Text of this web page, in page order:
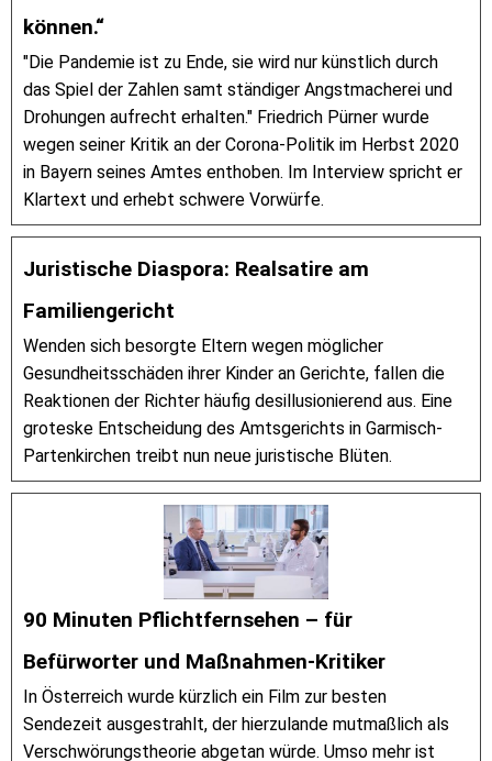
können.“
"Die Pandemie ist zu Ende, sie wird nur künstlich durch
das Spiel der Zahlen samt ständiger Angstmacherei und
Drohungen aufrecht erhalten." Friedrich Pürner wurde
wegen seiner Kritik an der Corona-Politik im Herbst 2020
in Bayern seines Amtes enthoben. Im Interview spricht er
Klartext und erhebt schwere Vorwürfe.
Juristische Diaspora: Realsatire am
Familiengericht
Wenden sich besorgte Eltern wegen möglicher
Gesundheitsschäden ihrer Kinder an Gerichte, fallen die
Reaktionen der Richter häufig desillusionierend aus. Eine
groteske Entscheidung des Amtsgerichts in Garmisch-
Partenkirchen treibt nun neue juristische Blüten.
90 Minuten Pflichtfernsehen – für
Befürworter und Maßnahmen-Kritiker
In Österreich wurde kürzlich ein Film zur besten
Sendezeit ausgestrahlt, der hierzulande mutmaßlich als
Verschwörungstheorie abgetan würde. Umso mehr ist